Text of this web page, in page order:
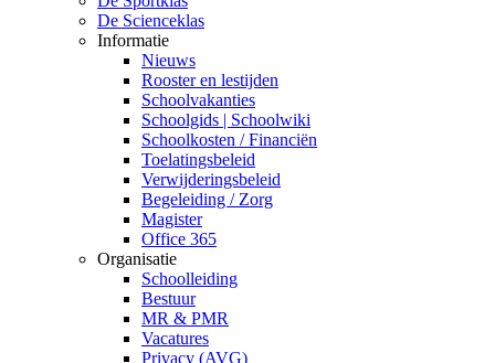
De Scienceklas
Informatie
Nieuws
Rooster en lestijden
Schoolvakanties
Schoolgids | Schoolwiki
Schoolkosten / Financiën
Toelatingsbeleid
Verwijderingsbeleid
Begeleiding / Zorg
Magister
Office 365
Organisatie
Schoolleiding
Bestuur
MR & PMR
Vacatures
Privacy (AVG)